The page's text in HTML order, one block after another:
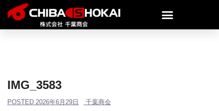
IMG_3583
POSTED 2026年6月29日 千葉商会